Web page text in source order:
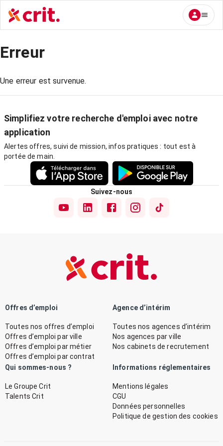
Erreur
Une erreur est survenue.
Simplifiez votre recherche d'emploi avec notre
application
Alertes offres, suivi de mission, infos pratiques : tout est à
portée de main.
Suivez-nous
Offres d’emploi
Toutes nos offres d’emploi
Offres d’emploi par ville
Offres d’emploi par métier
Offres d’emploi par contrat
Agence d’intérim
Toutes nos agences d’intérim
Nos agences par ville
Nos cabinets de recrutement
Qui sommes-nous ?
Le Groupe Crit
Talents Crit
Informations réglementaires
Mentions légales
CGU
Données personnelles
Politique de gestion des cookies